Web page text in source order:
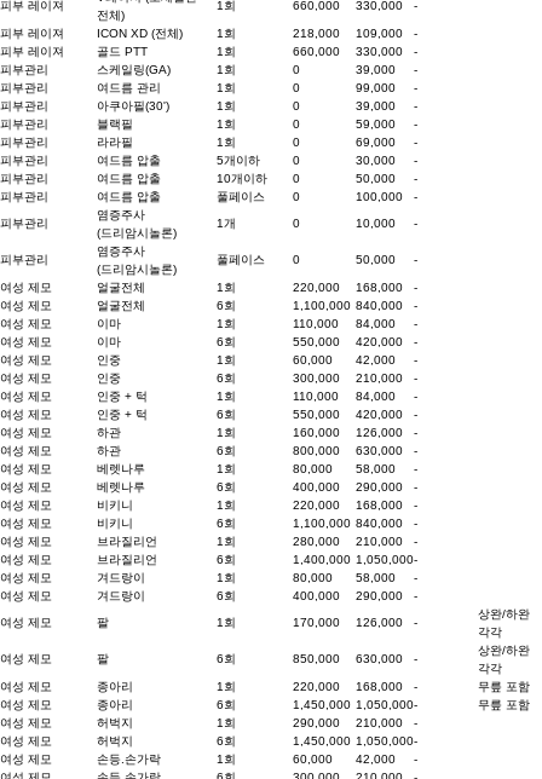
피부 레이져
전체)
1회 660,000 330,000 -
피부 레이져 ICON XD (전체) 1회 218,000 109,000
-
피부 레이져
골드 PTT 1회 660,000 330,000
-
피부관리
스케일링(GA) 1회 0 39,000
-
피부관리
여드름 관리 1회 0 99,000
-
피부관리
아쿠아필(30') 1회 0 39,000
-
피부관리
블랙필 1회 0 59,000
-
피부관리
라라필 1회 0 69,000
-
피부관리
여드름 압출 5개이하 0 30,000
-
피부관리
여드름 압출 10개이하 0 50,000
-
피부관리
여드름 압출 풀페이스 0 100,000
-
피부관리
염증주사
(드리암시놀론)
1개 0 10,000 -
피부관리
염증주사
(드리암시놀론)
풀페이스 0 50,000 -
여성 제모 얼굴전체 1회 220,000 168,000
-
여성 제모
얼굴전체 6회 1,100,000 840,000
-
여성 제모
이마 1회 110,000 84,000
-
여성 제모
이마 6회 550,000 420,000
-
여성 제모
인중 1회 60,000 42,000
-
여성 제모
인중 6회 300,000 210,000
-
여성 제모
인중 + 턱 1회 110,000 84,000
-
여성 제모
인중 + 턱 6회 550,000 420,000
-
여성 제모
하관 1회 160,000 126,000
-
여성 제모
하관 6회 800,000 630,000
-
여성 제모
베렛나루 1회 80,000 58,000
-
여성 제모
베렛나루 6회 400,000 290,000
-
여성 제모
비키니 1회 220,000 168,000
-
여성 제모
비키니 6회 1,100,000 840,000
-
여성 제모
브라질리언 1회 280,000 210,000
-
여성 제모
브라질리언 6회 1,400,000 1,050,000-
여성 제모
겨드랑이 1회 80,000 58,000
-
여성 제모
겨드랑이 6회 400,000 290,000
-
여성 제모
팔 1회 170,000 126,000 -
상완/하완
각각
여성 제모
팔 6회 850,000 630,000 -
상완/하완
각각
여성 제모
종아리 1회 220,000 168,000 -
무릎 포함
여성 제모
종아리 6회 1,450,000 1,050,000-
무릎 포함
여성 제모
허벅지 1회 290,000 210,000
-
여성 제모
허벅지 6회 1,450,000 1,050,000-
여성 제모
손등.손가락 1회 60,000 42,000
-